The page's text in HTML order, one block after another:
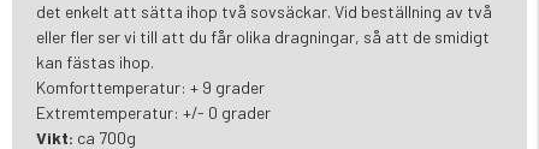
det enkelt att sätta ihop två sovsäckar. Vid beställning av två
eller fler ser vi till att du får olika dragningar, så att de smidigt
kan fästas ihop.
Komforttemperatur: + 9 grader
Extremtemperatur: +/- 0 grader
Vikt: ca 700g